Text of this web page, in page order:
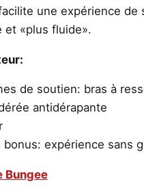
une expérience de
et «plus fluide».
de soutien: bras à
antidérapante
bonus: expérience sans
Bungee